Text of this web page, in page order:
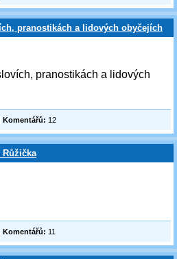
pranostikách a lidových obyčejích
pranostikách a lidových
|Komentářů: 12
Růžička
|Komentářů: 11